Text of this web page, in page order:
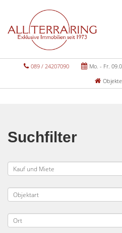
089 / 24207090 Mo. - Fr.
Suchfilter